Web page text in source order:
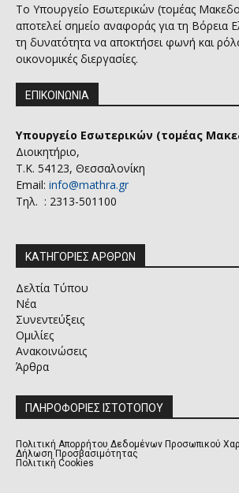
Το Υπουργείο Εσωτερικών (τομέας
αποτελεί σημείο αναφοράς για τη Βόρεια
τη δυνατότητα να αποκτήσει φωνή και ρόλο
οικονομικές διεργασίες.
ΕΠΙΚΟΙΝΩΝΙΑ
Υπουργείο Εσωτερικών (τομέας
Διοικητήριο,
Τ.Κ. 54123, Θεσσαλονίκη
Email: info@mathra.gr
Τηλ. : 2313-501100
ΚΑΤΗΓΟΡΙΕΣ ΑΡΘΡΩΝ
Δελτία Τύπου
Νέα
Συνεντεύξεις
Ομιλίες
Ανακοινώσεις
Άρθρα
ΠΛΗΡΟΦΟΡΙΕΣ ΙΣΤΟΤΟΠΟΥ
Πολιτική Απορρήτου Δεδομένων Προσωπικού
Δήλωση Προσβασιμότητας
Πολιτική Cookies